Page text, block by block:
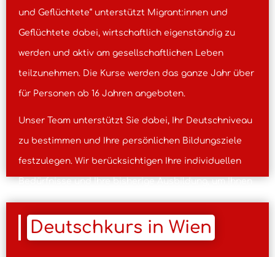
und Geflüchtete“ unterstützt Migrant:innen und
Geflüchtete dabei, wirtschaftlich eigenständig zu
werden und aktiv am gesellschaftlichen Leben
teilzunehmen. Die Kurse werden das ganze Jahr über
für Personen ab 16 Jahren angeboten.
Unser Team unterstützt Sie dabei, Ihr Deutschniveau
zu bestimmen und Ihre persönlichen Bildungsziele
festzulegen. Wir berücksichtigen Ihre individuellen
Bedürfnisse und Ihre bisherige Ausbildung, um Ihnen
dabei zu helfen, schnell Erfolg zu haben und in
Österreich Arbeit zu finden.
Deutschkurs in Wien